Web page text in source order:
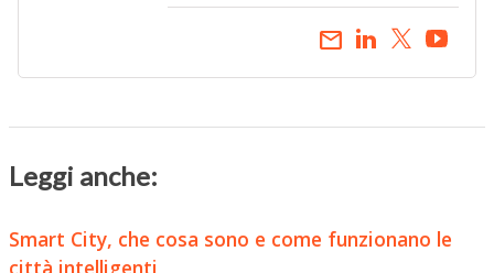
email
Leggi anche:
Smart City, che cosa sono e come funzionano le